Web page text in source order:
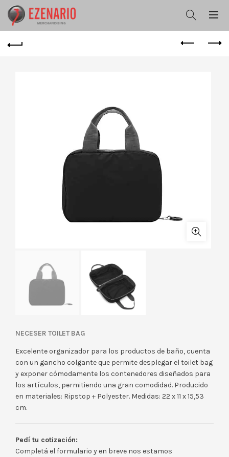
NECESER TOILET BAG
Excelente organizador para los productos de baño, cuenta
con un gancho colgante que permite desplegar el toilet bag
y exponer cómodamente los contenedores diseñados para
los artículos, permitiendo una gran comodidad. Producido
en materiales: Ripstop + Polyester. Medidas: 22 x 11 x 15,53
cm.
Pedí tu cotización:
Completá el formulario y en breve nos estamos